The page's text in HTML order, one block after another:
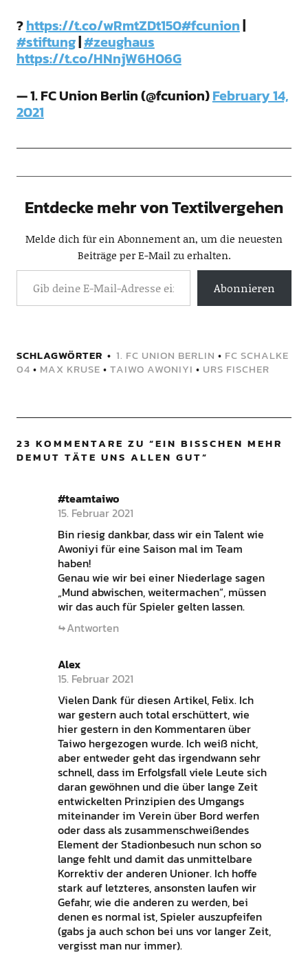
?https://t.co/wRmtZDt150#fcunion|
#stiftung|#zeughaus
https://t.co/HNnjW6H06G
— 1. FC Union Berlin (@fcunion)February 14,
2021
Entdecke mehr von Textilvergehen
Melde dich für ein Abonnement an, um die neuesten
Beiträge per E-Mail zu erhalten.
Abonnieren
SCHLAGWÖRTER 1. FC UNION BERLIN • FC SCHALKE
04 • MAX KRUSE • TAIWO AWONIYI • URS FISCHER
23 KOMMENTARE ZU “EIN BISSCHEN MEHR
DEMUT TÄTE UNS ALLEN GUT”
#teamtaiwo
15. Februar 2021
Bin riesig dankbar, dass wir ein Talent wie
Awoniyi für eine Saison mal im Team
haben!
Genau wie wir bei einer Niederlage sagen
„Mund abwischen, weitermachen“, müssen
wir das auch für Spieler gelten lassen.
Antworten
Alex
15. Februar 2021
Vielen Dank für diesen Artikel, Felix. Ich
war gestern auch total erschüttert, wie
hier gestern in den Kommentaren über
Taiwo hergezogen wurde. Ich weiß nicht,
aber entweder geht das irgendwann sehr
schnell, dass im Erfolgsfall viele Leute sich
daran gewöhnen und die über lange Zeit
entwickelten Prinzipien des Umgangs
miteinander im Verein über Bord werfen
oder dass als zusammenschweißendes
Element der Stadionbesuch nun schon so
lange fehlt und damit das unmittelbare
Korrektiv der anderen Unioner. Ich hoffe
stark auf letzteres, ansonsten laufen wir
Gefahr, wie die anderen zu werden, bei
denen es normal ist, Spieler auszupfeifen
(gabs ja auch schon bei uns vor langer Zeit,
vergisst man nur immer).